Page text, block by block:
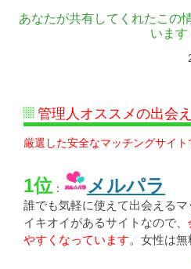
あなたが共有してくれたこの
います
管理人オススメの出会
厳選した安全なマッチングサイト
1位 ： メルパラ
誰でも気軽に使えて出会える
イキオイがあるサイトなので、
やすくなっています。女性は無